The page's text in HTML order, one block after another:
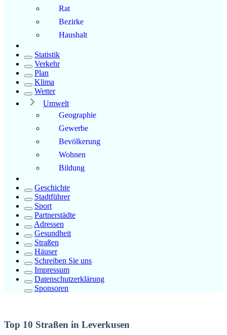
Rat
Bezirke
Haushalt
Statistik
Verkehr
Plan
Klima
Wetter
Umwelt
Geographie
Gewerbe
Bevölkerung
Wohnen
Bildung
Geschichte
Stadtführer
Sport
Partnerstädte
Adressen
Gesundheit
Straßen
Häuser
Schreiben Sie uns
Impressum
Datenschutzerklärung
Sponsoren
Top 10 Straßen in Leverkusen